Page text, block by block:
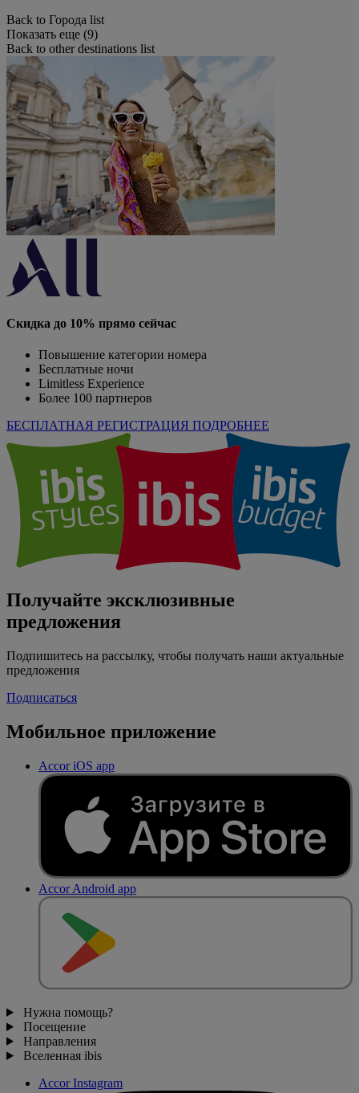
Back to Города list
Показать еще (9)
Back to other destinations list
Скидка до 10% прямо сейчас
Повышение категории номера
Бесплатные ночи
Limitless Experience
Более 100 партнеров
БЕСПЛАТНАЯ РЕГИСТРАЦИЯ ПОДРОБНЕЕ
Получайте эксклюзивные
предложения
Подпишитесь на рассылку, чтобы получать наши актуальные
предложения
Подписаться
Мобильное приложение
Accor iOS app
Accor Android app
Нужна помощь?
Посещение
Направления
Вселенная ibis
Accor Instagram